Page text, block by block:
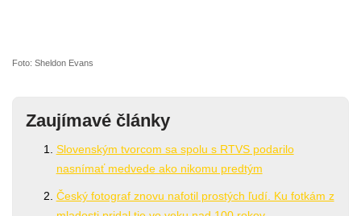
Foto: Sheldon Evans
Zaujímavé články
Slovenským tvorcom sa spolu s RTVS podarilo
nasnímať medvede ako nikomu predtým
Český fotograf znovu nafotil prostých ľudí. Ku fotkám z